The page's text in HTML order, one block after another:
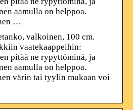
aamulla on helppoa.
…
valkoinen, 100 cm.
vaatekaappeihin:
pitää ne rypyttöminä, ja
aamulla on helppoa.
värin tai tyylin mukaan voi